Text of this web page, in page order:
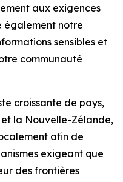
aux exigences
également notre
sensibles et
communauté
croissante de pays,
et la Nouvelle-Zélande,
afin de
exigeant que
des frontières